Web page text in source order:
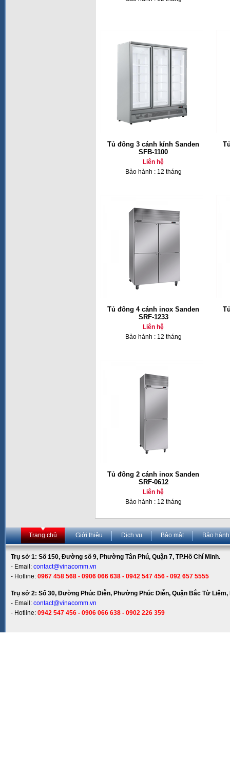
Tủ đông 3 cánh kính Sanden
SFB-1100
Liên hệ
Bảo hành : 12 tháng
Tủ đông 4 cánh inox Sanden
SRF-1233
Liên hệ
Bảo hành : 12 tháng
Tủ đông 2 cánh inox Sanden
SRF-0612
Liên hệ
Bảo hành : 12 tháng
Trang chủ Giới thiệu Dịch vụ Bảo mật Bảo hành
Trụ sở 1: Số 150, Đường số 9, Phường Tân Phú, Quận 7, TP.Hồ Chí Minh.
- Email: contact@vinacomm.vn
- Hotline: 0967 458 568 - 0906 066 638 - 0942 547 456 - 092 657 5555
Trụ sở 2: Số 30, Đường Phúc Diễn, Phường Phúc Diễn, Quận Bắc Từ Liêm,
- Email: contact@vinacomm.vn
- Hotline: 0942 547 456 - 0906 066 638 - 0902 226 359